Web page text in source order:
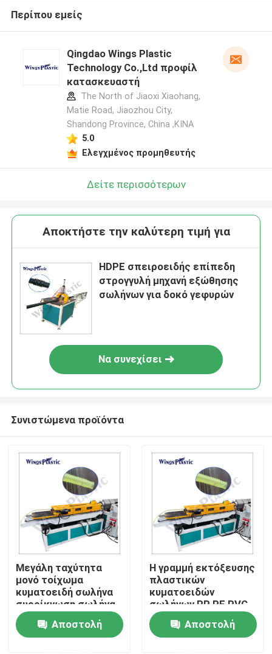
Σπίτι
Προϊόντα
Περίπου εμείς
Qingdao Wings Plastic
Technology Co.,Ltd προφίλ
κατασκευαστή
The North of Jiaoxi Xiaohang,
Matie Road, Jiaozhou City,
Shandong Province, China ,ΚΙΝΑ
5.0
Ελεγχμένος προμηθευτής
Δείτε περισσότερων
Αποκτήστε την καλύτερη τιμή για
HDPE σπειροειδής επίπεδη
στρογγυλή μηχανή εξώθησης
σωλήνων για δοκό γεφυρών
Να συνεχίσει
Συνιστώμενα προϊόντα
Μεγάλη ταχύτητα
μονό τοίχωμα
κυματοειδή σωλήνα
συρρίκνωση σωλήνα
Shisha ευέλικτη
μηχανή κατασκευής
σωλήνα
Αποστολή
Η γραμμή εκτόξευσης
πλαστικών
κυματοειδών
σωλήνων PP PE PVC
EVA PA/μηχανή
εκτόξευσης
πλαστικών
Αποστολή